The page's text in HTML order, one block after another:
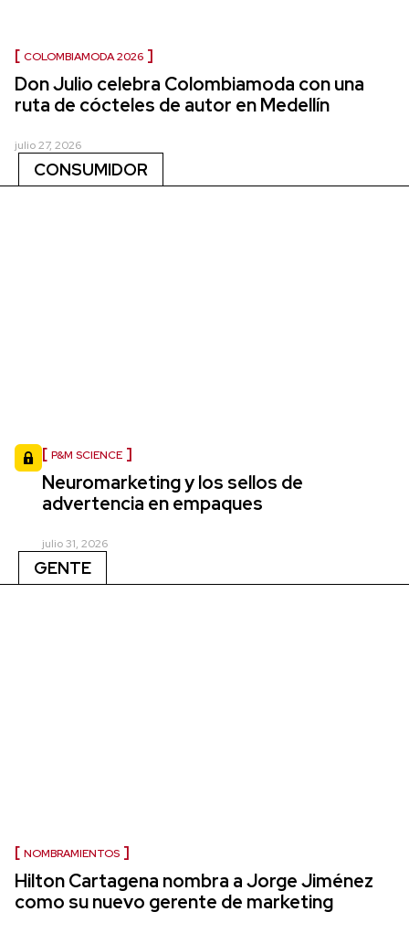
COLOMBIAMODA 2026
Don Julio celebra Colombiamoda con una
ruta de cócteles de autor en Medellín
julio 27, 2026
CONSUMIDOR
P&M SCIENCE
Neuromarketing y los sellos de
advertencia en empaques
julio 31, 2026
GENTE
NOMBRAMIENTOS
Hilton Cartagena nombra a Jorge Jiménez
como su nuevo gerente de marketing